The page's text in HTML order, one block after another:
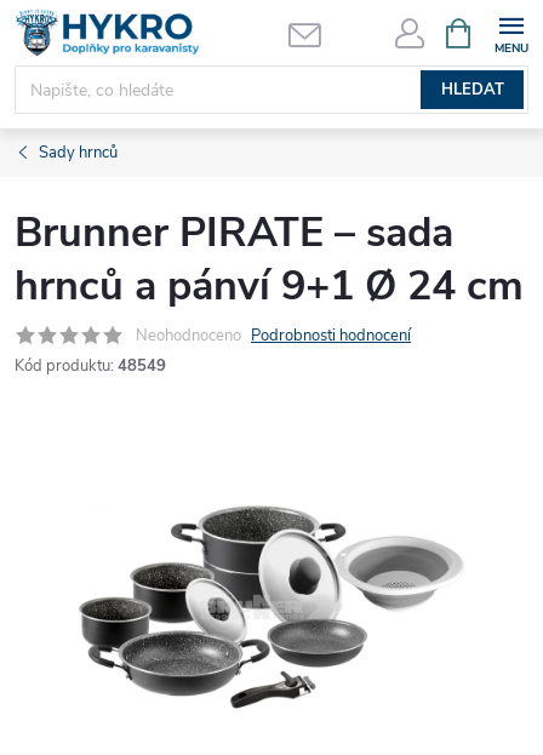
Přejít
obsah
HLEDAT
NÁKUPNÍ
KOŠÍK
Sady hrnců
Brunner PIRATE – sada
hrnců a pánví 9+1 Ø 24 cm
Neohodnoceno Podrobnosti hodnocení
Kód produktu: 48549